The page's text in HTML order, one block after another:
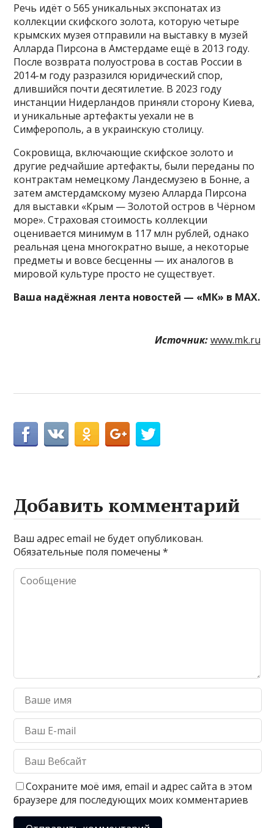
Речь идёт о 565 уникальных экспонатах из
коллекции скифского золота, которую четыре
крымских музея отправили на выставку в музей
Алларда Пирсона в Амстердаме ещё в 2013 году.
После возврата полуострова в состав России в
2014-м году разразился юридический спор,
длившийся почти десятилетие. В 2023 году
инстанции Нидерландов приняли сторону Киева,
и уникальные артефакты уехали не в
Симферополь, а в украинскую столицу.
Сокровища, включающие скифское золото и
другие редчайшие артефакты, были переданы по
контрактам немецкому Ландесмузею в Бонне, а
затем амстердамскому музею Алларда Пирсона
для выставки «Крым — Золотой остров в Чёрном
море». Страховая стоимость коллекции
оценивается минимум в 117 млн рублей, однако
реальная цена многократно выше, а некоторые
предметы и вовсе бесценны — их аналогов в
мировой культуре просто не существует.
Ваша надёжная лента новостей — «МК» в MAX.
Источник: www.mk.ru
Добавить комментарий
Ваш адрес email не будет опубликован.
Обязательные поля помечены*
Сохраните моё имя, email и адрес сайта в этом
браузере для последующих моих комментариев